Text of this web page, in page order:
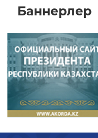
Баннерлер